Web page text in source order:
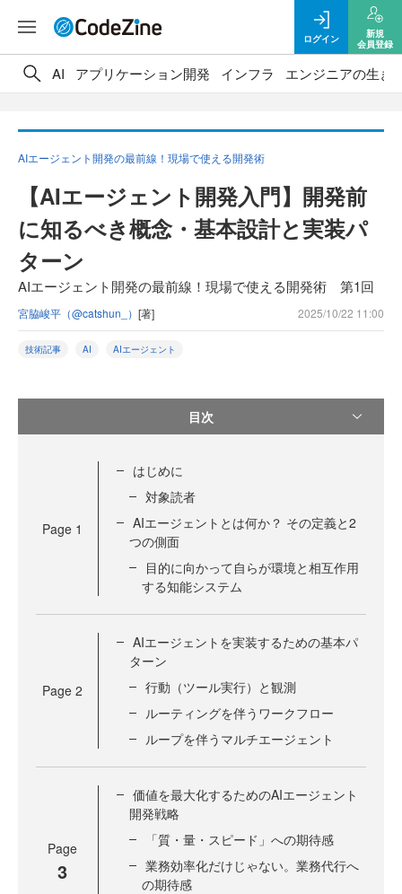
ログイン
新規
会員登録
AI アプリケーション開発 インフラ エンジニアの生き
AIエージェント開発の最前線！現場で使える開発術
【AIエージェント開発入門】開発前
に知るべき概念・基本設計と実装パ
ターン
AIエージェント開発の最前線！現場で使える開発術 第1回
宮脇峻平（@catshun_） [著] 2025/10/22 11:00
技術記事 AI AIエージェント
目次
Page 1
はじめに
対象読者
AIエージェントとは何か？ その定義と2
つの側面
目的に向かって自らが環境と相互作用
する知能システム
Page 2
AIエージェントを実装するための基本パ
ターン
行動（ツール実行）と観測
ルーティングを伴うワークフロー
ループを伴うマルチエージェント
Page
3
価値を最大化するためのAIエージェント
開発戦略
「質・量・スピード」への期待感
業務効率化だけじゃない。業務代行へ
の期待感